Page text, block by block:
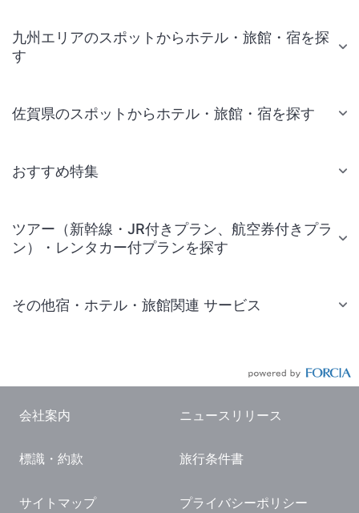
九州エリアのスポットからホテル・旅館・宿を探
す
佐賀県のスポットからホテル・旅館・宿を探す
おすすめ特集
ツアー（新幹線・JR付きプラン、航空券付きプラ
ン）・レンタカー付プランを探す
その他宿・ホテル・旅館関連 サービス
国内観光ガイド
旅行・観光情報
会社案内 ニュースリリース
標識・約款 旅行条件書
サイトマップ プライバシーポリシー